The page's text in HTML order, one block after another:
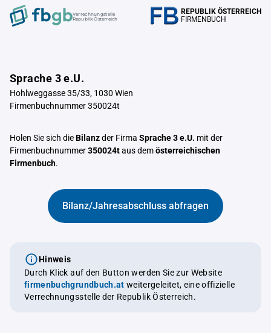
Verrechnungstelle
Republik Österreich
REPUBLIK ÖSTERREICH
FIRMENBUCH
Sprache 3 e.U.
Hohlweggasse 35/33, 1030 Wien
Firmenbuchnummer 350024t
Holen Sie sich dieBilanzder Firma Sprache 3 e.U. mit der
Firmenbuchnummer350024taus demösterreichischen
Firmenbuch.
Bilanz/Jahresabschluss abfragen
Hinweis
Durch Klick auf den Button werden Sie zur Website
firmenbuchgrundbuch.at weitergeleitet, eine offizielle
Verrechnungsstelle der Republik Österreich.